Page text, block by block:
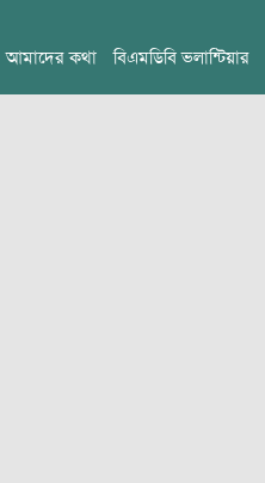
আমাদের কথা বিএমডিবি ভলান্টিয়ার